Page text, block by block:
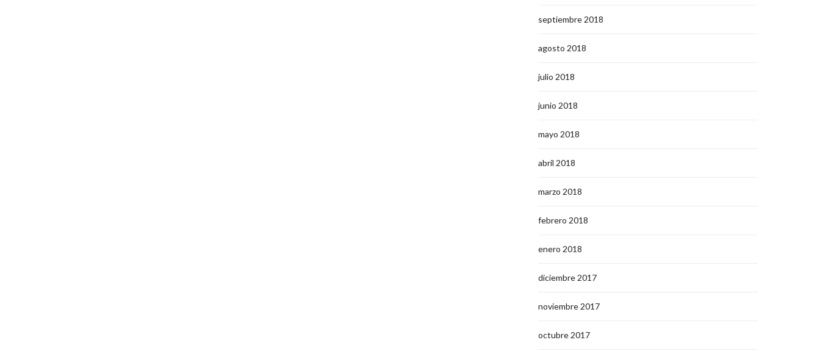
septiembre 2018
agosto 2018
julio 2018
junio 2018
mayo 2018
abril 2018
marzo 2018
febrero 2018
enero 2018
diciembre 2017
noviembre 2017
octubre 2017